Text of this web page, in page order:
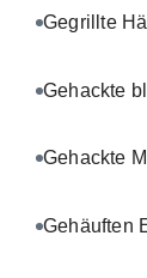
Gegrillte
Gehackte
Gehackte
Gehäuften